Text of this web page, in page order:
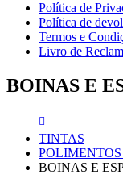
Política de
Política de
Termos e
Livro de
BOINAS E
TINTAS
POLIMENTOS
BOINAS E